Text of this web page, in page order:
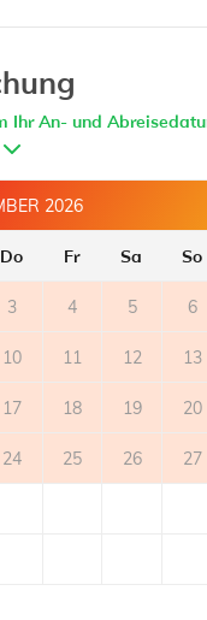
Ihr An- und
2026
Do Fr Sa So
3 4 5 6
10 11 12 13
17 18 19 20
24 25 26 27